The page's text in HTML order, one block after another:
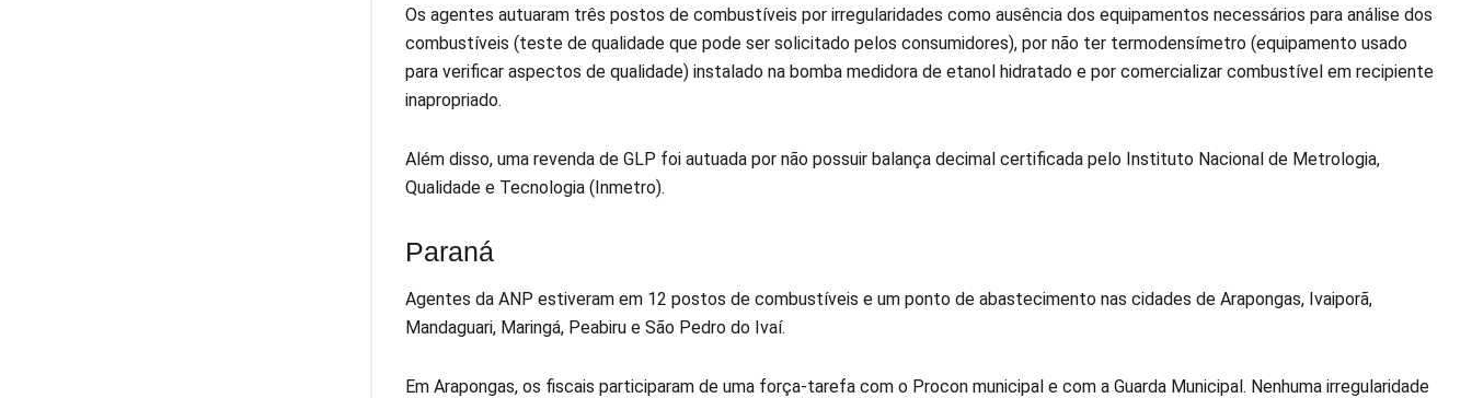
Os agentes autuaram três postos de combustíveis por irregularidades como ausência dos equipamentos necessários para análise dos
combustíveis (teste de qualidade que pode ser solicitado pelos consumidores), por não ter termodensímetro (equipamento usado
para verificar aspectos de qualidade) instalado na bomba medidora de etanol hidratado e por comercializar combustível em recipiente
inapropriado.
Além disso, uma revenda de GLP foi autuada por não possuir balança decimal certificada pelo Instituto Nacional de Metrologia,
Qualidade e Tecnologia (Inmetro).
Paraná
Agentes da ANP estiveram em 12 postos de combustíveis e um ponto de abastecimento nas cidades de Arapongas, Ivaiporã,
Mandaguari, Maringá, Peabiru e São Pedro do Ivaí.
Em Arapongas, os fiscais participaram de uma força-tarefa com o Procon municipal e com a Guarda Municipal. Nenhuma irregularidade